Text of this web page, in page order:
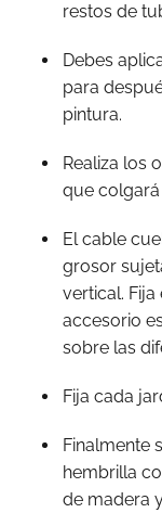
restos de
Debes
para
pintura.
Realiza los
que colgará
El cable
grosor
vertical.
accesorio
sobre las
Fija cada
Finalmente
hembrilla
de madera